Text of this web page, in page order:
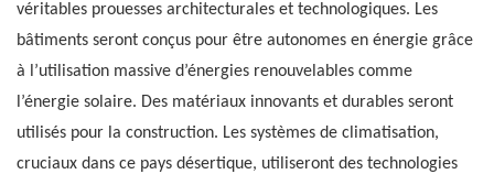
véritables prouesses architecturales et technologiques. Les
bâtiments seront conçus pour être autonomes en énergie grâce
à l’utilisation massive d’énergies renouvelables comme
l’énergie solaire. Des matériaux innovants et durables seront
utilisés pour la construction. Les systèmes de climatisation,
cruciaux dans ce pays désertique, utiliseront des technologies